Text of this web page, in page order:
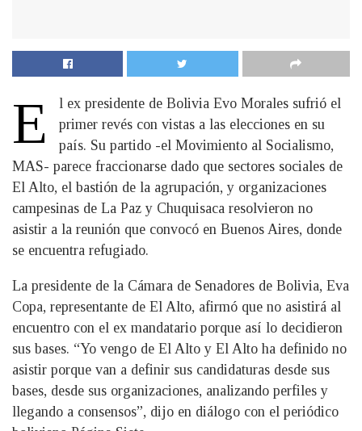
E
l ex presidente de Bolivia Evo Morales sufrió el
primer revés con vistas a las elecciones en su
país. Su partido -el Movimiento al Socialismo,
MAS- parece fraccionarse dado que sectores sociales de
El Alto, el bastión de la agrupación, y organizaciones
campesinas de La Paz y Chuquisaca resolvieron no
asistir a la reunión que convocó en Buenos Aires, donde
se encuentra refugiado.
La presidente de la Cámara de Senadores de Bolivia, Eva
Copa, representante de El Alto, afirmó que no asistirá al
encuentro con el ex mandatario porque así lo decidieron
sus bases. “Yo vengo de El Alto y El Alto ha definido no
asistir porque van a definir sus candidaturas desde sus
bases, desde sus organizaciones, analizando perfiles y
llegando a consensos”, dijo en diálogo con el periódico